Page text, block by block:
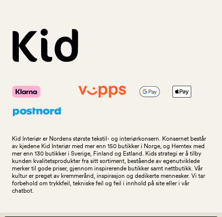
Kid Interiør er Nordens største tekstil- og interiørkonsern. Konsernet består
av kjedene Kid Interiør med mer enn 150 butikker i Norge, og Hemtex med
mer enn 130 butikker i Sverige, Finland og Estland. Kids strategi er å tilby
kunden kvalitetsprodukter fra sitt sortiment, bestående av egenutviklede
merker til gode priser, gjennom inspirerende butikker samt nettbutikk. Vår
kultur er preget av kremmerånd, inspirasjon og dedikerte mennesker. Vi tar
forbehold om trykkfeil, tekniske feil og feil i innhold på site eller i vår
chatbot.